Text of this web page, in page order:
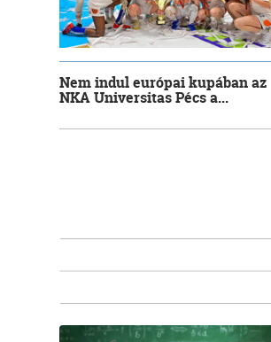
Nem indul európai kupában az
NKA Universitas Pécs a...